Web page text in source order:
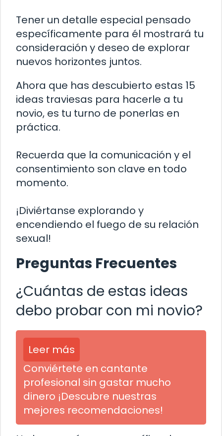
Tener un detalle especial pensado
específicamente para él mostrará tu
consideración y deseo de explorar
nuevos horizontes juntos.
Ahora que has descubierto estas 15
ideas traviesas para hacerle a tu
novio, es tu turno de ponerlas en
práctica.
Recuerda que la comunicación y el
consentimiento son clave en todo
momento.
¡Diviértanse explorando y
encendiendo el fuego de su relación
sexual!
Preguntas Frecuentes
¿Cuántas de estas ideas
debo probar con mi novio?
Leer más
Conviértete en cantante
profesional sin gastar mucho
dinero ¡Descubre nuestras
mejores recomendaciones!